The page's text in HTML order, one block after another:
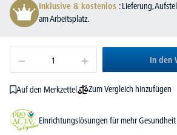
Inklusive & kostenlos : Lieferung,
am Arbeitsplatz.
In den
Auf den Merkzettel Zum Vergleich hinzufügen
Einrichtungslösungen für mehr